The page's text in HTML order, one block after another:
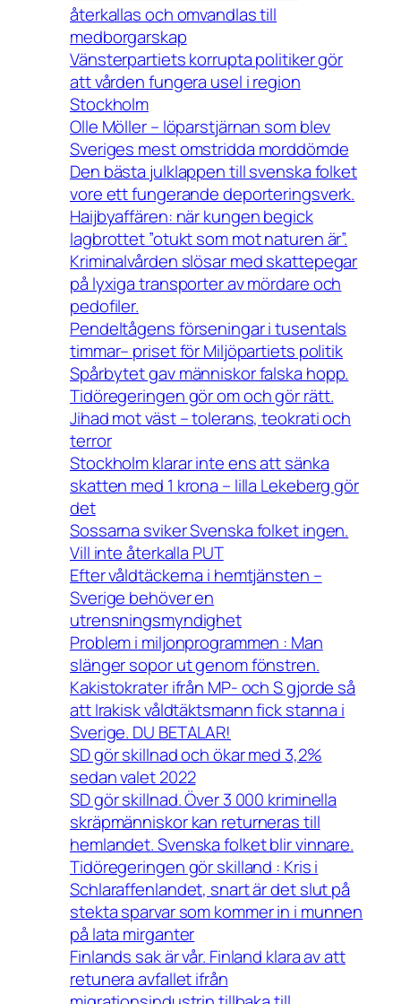
återkallas och omvandlas till
medborgarskap
Vänsterpartiets korrupta politiker gör
att vården fungera usel i region
Stockholm
Olle Möller – löparstjärnan som blev
Sveriges mest omstridda morddömde
Den bästa julklappen till svenska folket
vore ett fungerande deporteringsverk.
Haijbyaffären: när kungen begick
lagbrottet ”otukt som mot naturen är”.
Kriminalvården slösar med skattepegar
på lyxiga transporter av mördare och
pedofiler.
Pendeltågens förseningar i tusentals
timmar– priset för Miljöpartiets politik
Spårbytet gav människor falska hopp.
Tidöregeringen gör om och gör rätt.
Jihad mot väst – tolerans, teokrati och
terror
Stockholm klarar inte ens att sänka
skatten med 1 krona – lilla Lekeberg gör
det
Sossarna sviker Svenska folket ingen.
Vill inte återkalla PUT
Efter våldtäckerna i hemtjänsten –
Sverige behöver en
utrensningsmyndighet
Problem i miljonprogrammen : Man
slänger sopor ut genom fönstren.
Kakistokrater ifrån MP- och S gjorde så
att Irakisk våldtäktsmann fick stanna i
Sverige. DU BETALAR!
SD gör skillnad och ökar med 3,2%
sedan valet 2022
SD gör skillnad. Över 3 000 kriminella
skräpmänniskor kan returneras till
hemlandet. Svenska folket blir vinnare.
Tidöregeringen gör skilland : Kris i
Schlaraffenlandet, snart är det slut på
stekta sparvar som kommer in i munnen
på lata mirganter
Finlands sak är vår. Finland klara av att
retunera avfallet ifrån